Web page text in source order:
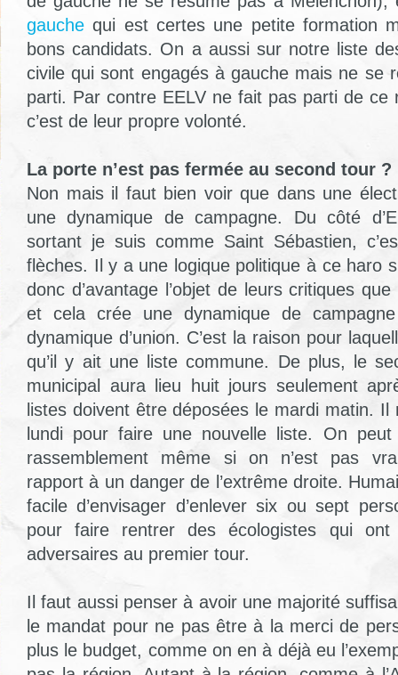
gauche qui est certes une petite formation
bons candidats. On a aussi sur notre liste
civile qui sont engagés à gauche mais ne se
parti. Par contre EELV ne fait pas parti de ce
c’est de leur propre volonté.
La porte n’est pas fermée au second tour ?
Non mais il faut bien voir que dans une
une dynamique de campagne. Du côté
sortant je suis comme Saint Sébastien,
flèches. Il y a une logique politique à ce haro
donc d’avantage l’objet de leurs critiques
et cela crée une dynamique de
dynamique d’union. C’est la raison pour
qu’il y ait une liste commune. De plus, le
municipal aura lieu huit jours seulement
listes doivent être déposées le mardi matin.
lundi pour faire une nouvelle liste. On
rassemblement même si on n’est pas
rapport à un danger de l’extrême droite.
facile d’envisager d’enlever six ou sept
pour faire rentrer des écologistes qui ont
adversaires au premier tour.
Il faut aussi penser à avoir une majorité
le mandat pour ne pas être à la merci de
plus le budget, comme on en à déjà eu